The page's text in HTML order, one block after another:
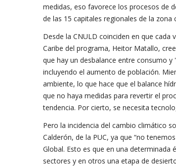
medidas, eso favorece los procesos de
de las 15 capitales regionales de la
Desde la CNULD coinciden en que cada
Caribe del programa, Heitor Matallo,
que hay un desbalance entre consumo
incluyendo el aumento de población.
ambiente, lo que hace que el balance
que no haya medidas para revertir el
tendencia. Por cierto, se necesita
Pero la incidencia del cambio climático
Calderón, de la PUC, ya que “no
Global. Esto es que en una determinada
sectores y en otros una etapa de